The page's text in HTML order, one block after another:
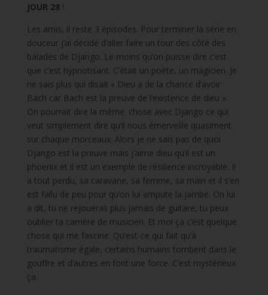
JOUR 28!
Les amis, il reste 3 épisodes. Pour terminer la série en
douceur j’ai décidé d’aller faire un tour des côté des
balades de Django. Le moins qu’on puisse dire c’est
que c’est hypnotisant. C’était un poète, un magicien. Je
ne sais plus qui disait « Dieu a de la chance d’avoir
Bach car Bach est la preuve de l’existence de dieu ».
On pourrait dire la même. chose avec Django ce qui
veut simplement dire qu’il nous émerveille quasiment
sur chaque morceaux. Alors je ne sais pas de quoi
Django est la preuve mais j’aime dieu qu’il est un
phoenix et il est un exemple de résilience incroyable. Il
a tout perdu, sa caravane, sa femme, sa main et il s’en
est fallu de peu pour qu’on lui ampute la jambe. On lui
a dit, tu ne rejoueras plus jamais de guitare, tu peux
oublier ta carrière de musicien. Et moi ça c’est quelque
chose qui me fascine. Qu’est-ce qui fait qu’à
traumatisme égale, certains humains tombent dans le
gouffre et d’autres en font une force. C’est mystérieux
ça.